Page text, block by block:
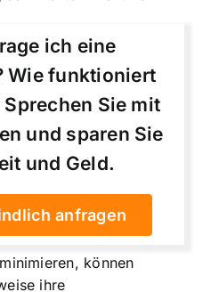
ich eine
Wie funktioniert
Sie mit
und sparen Sie
und Geld.
anfragen
können
ihre